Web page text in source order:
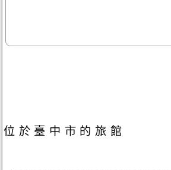
位於臺中市的旅館